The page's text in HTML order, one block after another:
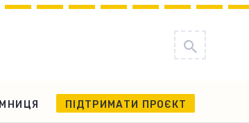
ПІДТРИМАТИ ПРОЄКТ